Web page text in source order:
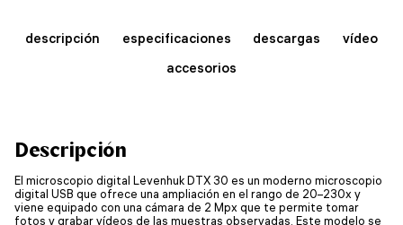
descripción especificaciones descargas
vídeo
accesorios
Descripción
El microscopio digital Levenhuk DTX 30 es un moderno microscopio
digital USB que ofrece una ampliación en el rango de 20–230x y
viene equipado con una cámara de 2 Mpx que te permite tomar
fotos y grabar vídeos de las muestras observadas. Este modelo se